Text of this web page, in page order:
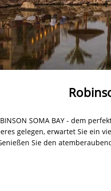
SOMA BAY - dem
gelegen, erwartet Sie ein
Sie den